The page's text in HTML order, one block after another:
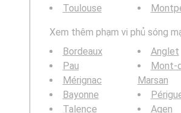
Toulouse
Xem thêm phạm vi phủ sóng
Bordeaux
Pau
Mérignac
Bayonne
Talence
Anglet
Mont-
Marsan
Agen